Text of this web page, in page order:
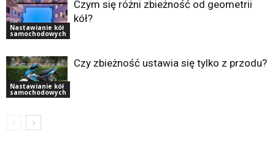
Nastawianie kół
samochodowych
Czym się różni zbieżność od geometrii
kół?
Nastawianie kół
samochodowych
Czy zbieżność ustawia się tylko z przodu?